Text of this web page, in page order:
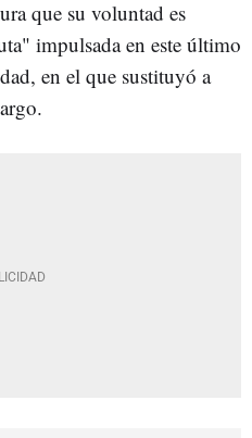
que su voluntad es
impulsada en este último
en el que sustituyó a